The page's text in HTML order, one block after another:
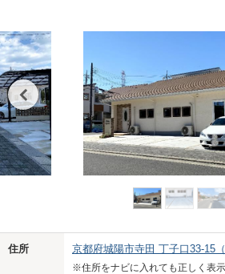
住所
京都府城陽市寺田 丁子口33‐15
※住所をナビに入れても正しく表